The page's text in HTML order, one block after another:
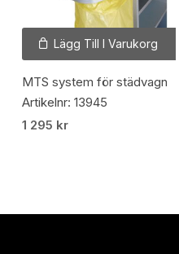
Lägg Till I Varukorg
MTS system för städvagn
Artikelnr: 13945
1 295 kr